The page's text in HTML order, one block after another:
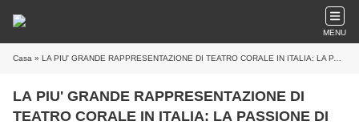
MENU
Casa » LA PIU' GRANDE RAPPRESENTAZIONE DI TEATRO CORALE IN ITALIA: LA PASSIONE DI SORDEVOLO ( BIELLA)
LA PIU' GRANDE RAPPRESENTAZIONE DI
TEATRO CORALE IN ITALIA: LA PASSIONE DI